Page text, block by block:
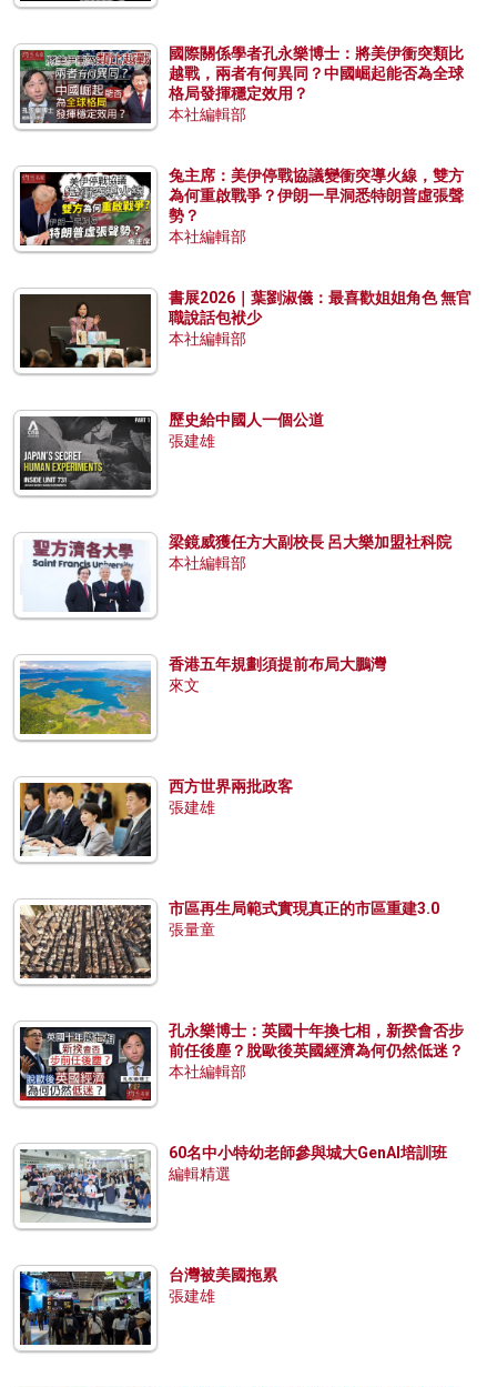
國際關係學者孔永樂博士：將美伊衝突類比
越戰，兩者有何異同？中國崛起能否為全球
格局發揮穩定效用？
本社編輯部
兔主席：美伊停戰協議變衝突導火線，雙方
為何重啟戰爭？伊朗一早洞悉特朗普虛張聲
勢？
本社編輯部
書展2026｜葉劉淑儀：最喜歡姐姐角色 無官
職說話包袱少
本社編輯部
歷史給中國人一個公道
張建雄
梁鏡威獲任方大副校長 呂大樂加盟社科院
本社編輯部
香港五年規劃須提前布局大鵬灣
來文
西方世界兩批政客
張建雄
市區再生局範式實現真正的市區重建3.0
張量童
孔永樂博士：英國十年換七相，新揆會否步
前任後塵？脫歐後英國經濟為何仍然低迷？
本社編輯部
60名中小特幼老師參與城大GenAI培訓班
編輯精選
台灣被美國拖累
張建雄